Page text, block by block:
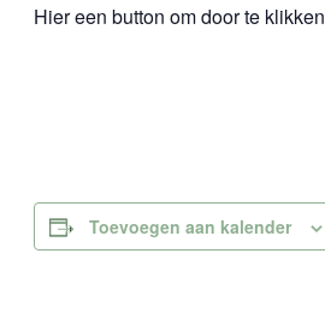
Hier een button om door te klikken
Toevoegen aan kalender